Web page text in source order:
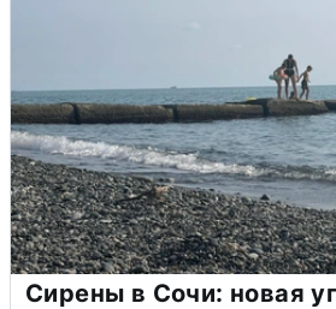
Сирены в Сочи: новая